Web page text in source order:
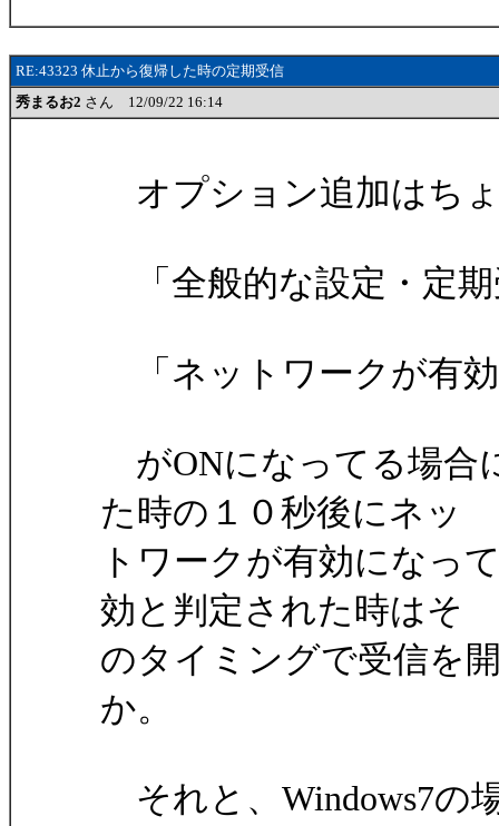
RE:43323 休止から復帰した時の定期受信
秀まるお2 さん 12/09/22 16:14
オプション追加はち
「全般的な設定・定
「ネットワークが有
がONになってる場合
た時の１０秒後にネッ
トワークが有効になっ
効と判定された時はそ
のタイミングで受信を
か。
それと、Windows7の